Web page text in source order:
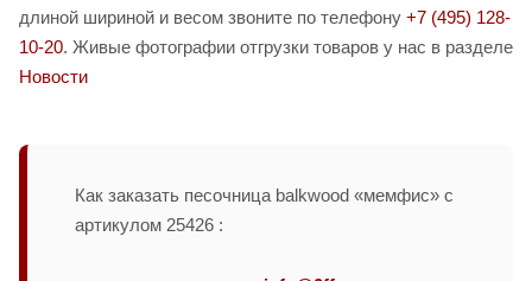
длиной шириной и весом звоните по телефону +7 (495) 128-
10-20. Живые фотографии отгрузки товаров у нас в разделе
Новости
Как заказать песочница balkwood «мемфис» с
артикулом 25426 :